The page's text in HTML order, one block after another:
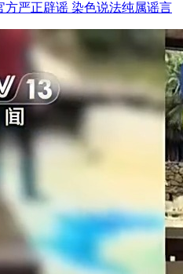
方严正辟谣 染色说法纯属谣言